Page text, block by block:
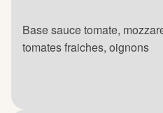
Base sauce tomate,
tomates fraiches, oignons